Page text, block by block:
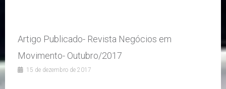
Artigo Publicado- Revista Negócios em
Movimento- Outubro/2017
15 de dezembro de 2017